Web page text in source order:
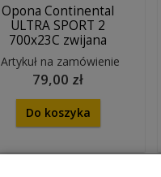
Opona Continental
ULTRA SPORT 2
700x23C zwijana
Artykuł na zamówienie
79,00 zł
Do koszyka